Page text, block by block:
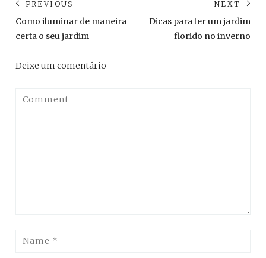
de
Post
PREVIOUS
Previous
Como iluminar de maneira
certa o seu jardim
NEXT
Dicas para ter um jardim
florido no inverno
Deixe um comentário